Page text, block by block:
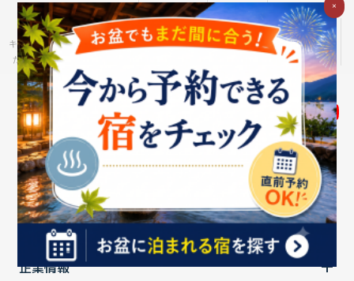
お湯たびとは ご利用ガイド Ｇポイント
Ｇランキング だれどこ ocruyo お湯たび
わたしと、暮らし。
キテミヨ
ベストオイシー モノスポ 野に行く。 カウナラ
ミツケヨ
たびゆかし
ハーブ酒のススメ
個人のお客さま
法人のお客さま
企業情報
×